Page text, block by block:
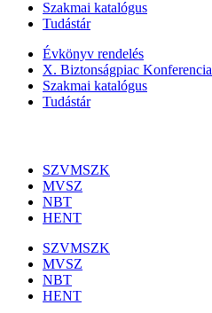
Szakmai katalógus
Tudástár
Évkönyv rendelés
X. Biztonságpiac Konferencia
Szakmai katalógus
Tudástár
SZVMSZK
MVSZ
NBT
HENT
SZVMSZK
MVSZ
NBT
HENT